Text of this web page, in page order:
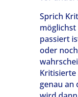
Sprich
möglichst
passiert
oder
Kritisierte
genau an